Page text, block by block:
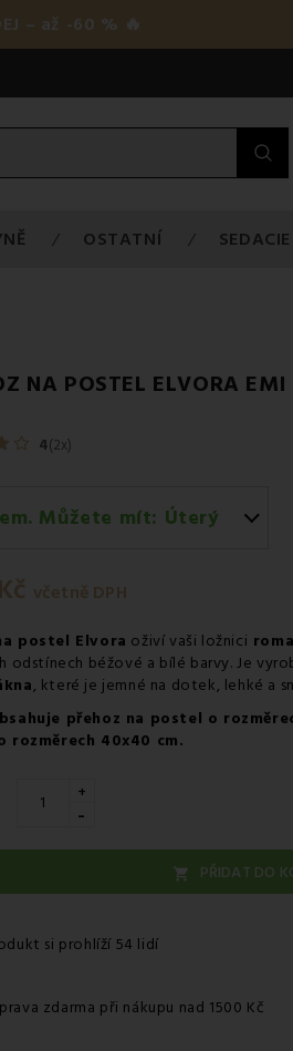
– až -60 % 🔥
OSTATNÍ
NA POSTEL ELVORA EMI
4(2x)
Můžete mít: Úterý
včetně DPH
postel Elvora oživí vaši ložnici
odstínech béžové a bílé barvy. Je
, které je jemné na dotek, lehké a
přehoz na postel o
rozměrech 40x40 cm.
+
-
 PŘIDAT DO
si prohlíží 54 lidí
zdarma při nákupu nad 1500 Kč